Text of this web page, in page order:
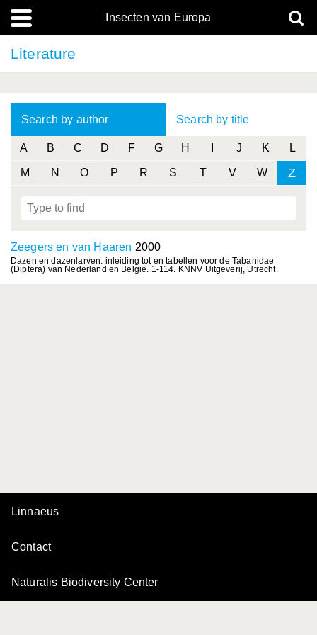
Insecten van Europa
Literature
Search by author Search by title
A B C D F G H J K L
M N O P R S T V W Z
Zeegers en van Haaren 2000
Dazen en dazenlarven: inleiding tot en tabellen voor de Tabanidae
(Diptera) van Nederland en België. 1-114. KNNV Uitgeverij, Utrecht.
Linnaeus
Contact
Naturalis Biodiversity Center